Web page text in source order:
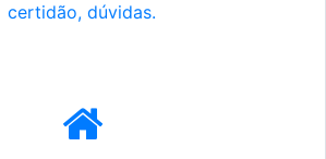
certidão, dúvidas.